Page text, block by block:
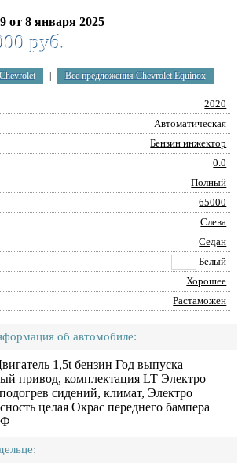
от 8 января 2025
руб.
Все предложения Chevrolet Equinox
2020
Автоматическая
Бензин инжектор
0.0
Полный
65000
Слева
Седан
Белый
Хорошее
Растаможен
об автомобиле:
1,5t бензин Год выпуска
привод, комплектация LT Электро
сидений, климат, Электро
целая Окрас переднего бампера